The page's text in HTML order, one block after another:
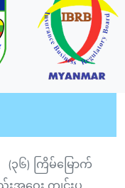
(၃၆) ကြိမ်မြောက်